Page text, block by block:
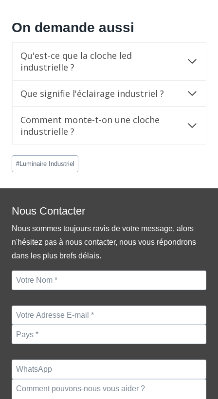
On demande aussi
Qu'est-ce que la cloche led
industrielle ?
Que signifie l'éclairage industriel ?
Comment monte-t-on une cloche
industrielle ?
Post
Tags:
#Luminaire Industriel
Nous Contacter
Nous sommes toujours ravis de votre message, alors
n'hésitez pas à nous contacter, nous vous répondrons
dans les plus brefs délais.